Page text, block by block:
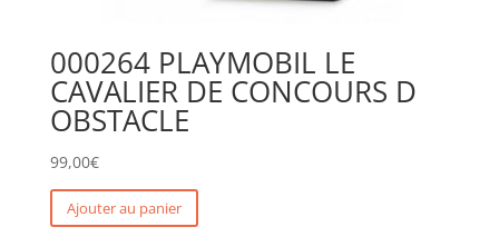
000264 PLAYMOBIL LE
CAVALIER DE CONCOURS D
OBSTACLE
99,00€
Ajouter au panier